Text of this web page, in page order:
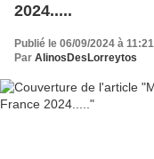
2024.....
Publié le 06/09/2024 à 11:21
Par AlinosDesLorreytos